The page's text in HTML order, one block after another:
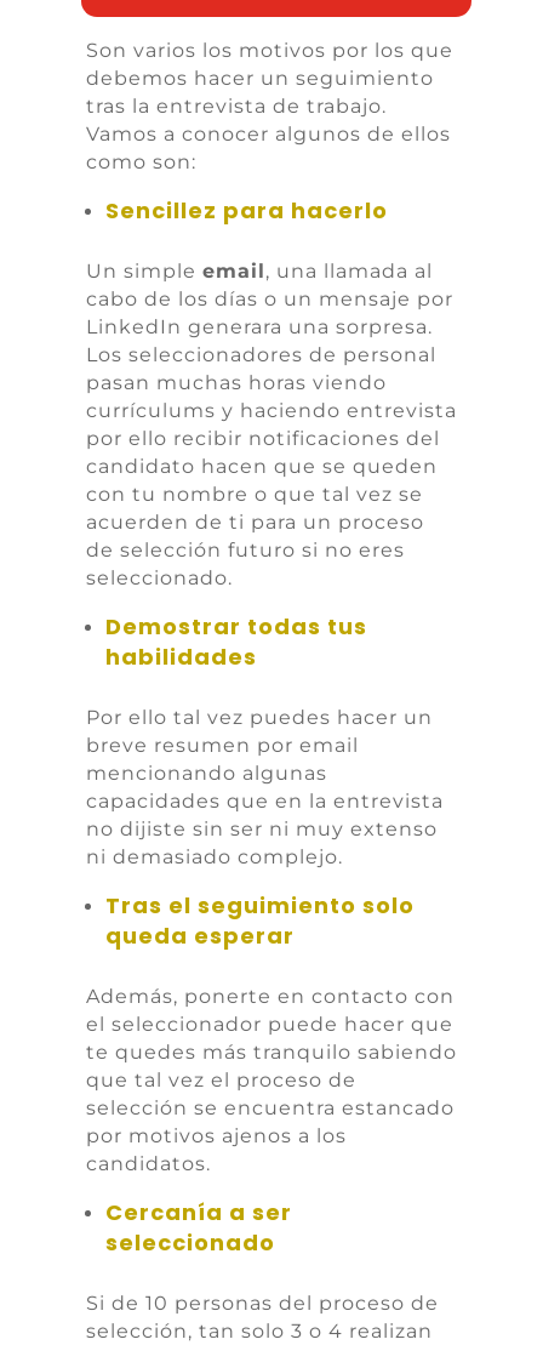
Son varios los motivos por los que
debemos hacer un seguimiento
tras la entrevista de trabajo.
Vamos a conocer algunos de ellos
como son:
Sencillez para hacerlo
Un simple email, una llamada al
cabo de los días o un mensaje por
LinkedIn generara una sorpresa.
Los seleccionadores de personal
pasan muchas horas viendo
currículums y haciendo entrevista
por ello recibir notificaciones del
candidato hacen que se queden
con tu nombre o que tal vez se
acuerden de ti para un proceso
de selección futuro si no eres
seleccionado.
Demostrar todas tus
habilidades
Por ello tal vez puedes hacer un
breve resumen por email
mencionando algunas
capacidades que en la entrevista
no dijiste sin ser ni muy extenso
ni demasiado complejo.
Tras el seguimiento solo
queda esperar
Además, ponerte en contacto con
el seleccionador puede hacer que
te quedes más tranquilo sabiendo
que tal vez el proceso de
selección se encuentra estancado
por motivos ajenos a los
candidatos.
Cercanía a ser
seleccionado
Si de 10 personas del proceso de
selección, tan solo 3 o 4 realizan